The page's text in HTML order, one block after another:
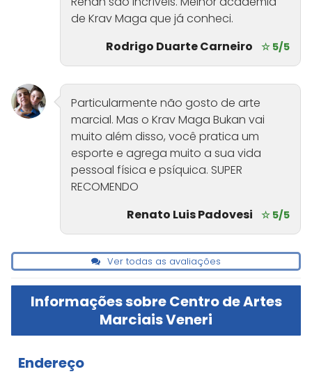
de Krav Maga que já conheci.
Rodrigo Duarte Carneiro
☆ 5/5
Particularmente não gosto de arte
marcial. Mas o Krav Maga Bukan vai
muito além disso, você pratica um
esporte e agrega muito a sua vida
pessoal física e psíquica. SUPER
RECOMENDO
Renato Luis Padovesi
☆ 5/5
Ver todas as avaliações
Informações sobre Centro de Artes
Marciais Veneri
Endereço